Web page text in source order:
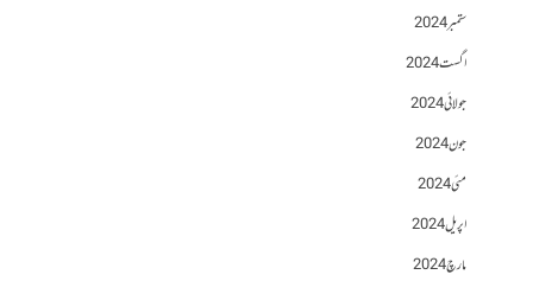
ستمبر 2024
اگست 2024
جولائی 2024
جون 2024
مئی 2024
اپریل 2024
مارچ 2024